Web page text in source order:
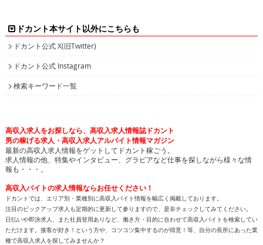
検索キーワード一覧
高収入求人をお探しなら、高収入求人情報誌ドカント
報も・・・。
高収入バイトの求人情報ならお任せください！
ドカントでは、エリア別・業種別に高収入バイト情報を幅広く掲載しております。
注目のピックアップ求人も定期的に更新して参りますので、是非チェックしてみてください。
日払いや即決求人、また社員登用ありなど、働き方・目的に合わせて高収入バイトを検索してい
ただけます。接客が好き！という方や、コツコツ集中するのが得意！等、自分の長所にあった業
種で高収入求人を探してみませんか？
人気のPCオペレーター、PC入力の求人もたくさん掲載しています。PCを使って、各種数値化さ
れたデータ情報を入力したり原稿を書いたりするのがPCオペレーターの主な業務です。未経験
の方でも可能なお仕事で、将来のPCスキルアップも見込めます。新着求人情報も続々追加して
おりますので、きっとアナタに合ったバイトが見つかります。